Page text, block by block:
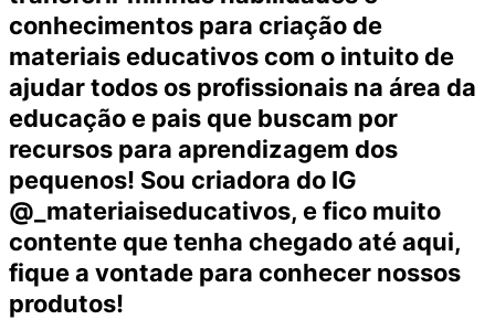
conhecimentos para criação de
materiais educativos com o intuito de
ajudar todos os profissionais na área da
educação e pais que buscam por
recursos para aprendizagem dos
pequenos! Sou criadora do IG
@_materiaiseducativos, e fico muito
contente que tenha chegado até aqui,
fique a vontade para conhecer nossos
produtos!